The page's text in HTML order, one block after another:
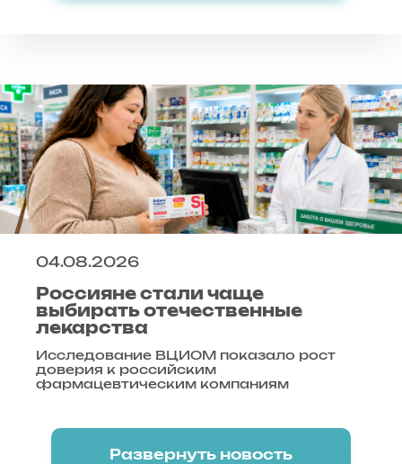
04.08.2026
Россияне стали чаще
выбирать отечественные
лекарства
Исследование ВЦИОМ показало рост
доверия к российским
фармацевтическим компаниям
Развернуть новость